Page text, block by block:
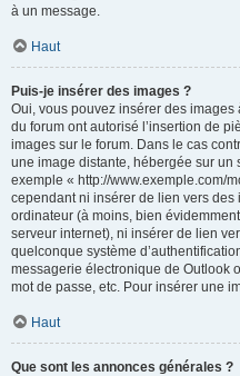
à un message.
Haut
Puis-je insérer des images ?
Oui, vous pouvez insérer des
du forum ont autorisé l’insertion de
images sur le forum. Dans le cas
une image distante, hébergée sur un
exemple « http://www.exemple.com/
cependant ni insérer de lien vers
ordinateur (à moins, bien
serveur internet), ni insérer de lien
quelconque système
messagerie électronique de Outlook
mot de passe, etc. Pour insérer une
Haut
Que sont les annonces générales ?